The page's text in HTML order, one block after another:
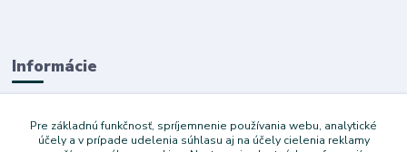
Informácie
O nás
Obchodné podmienky
Pre základnú funkčnosť, spríjemnenie používania webu, analytické
účely a v prípade udelenia súhlasu aj na účely cielenia reklamy